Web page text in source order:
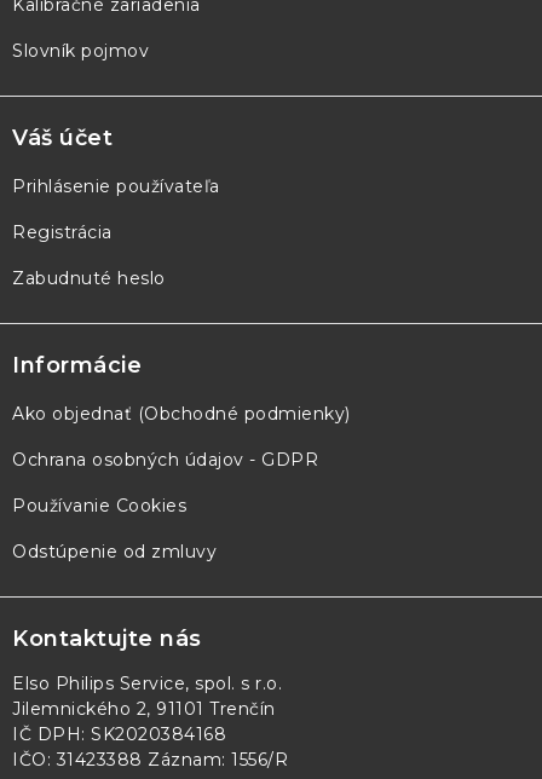
Kalibračné zariadenia
Slovník pojmov
Váš účet
Prihlásenie používateľa
Registrácia
Zabudnuté heslo
Informácie
Ako objednať (Obchodné podmienky)
Ochrana osobných údajov - GDPR
Používanie Cookies
Odstúpenie od zmluvy
Kontaktujte nás
Elso Philips Service, spol. s r.o.
Jilemnického 2, 91101 Trenčín
IČ DPH: SK2020384168
IČO: 31423388 Záznam: 1556/R